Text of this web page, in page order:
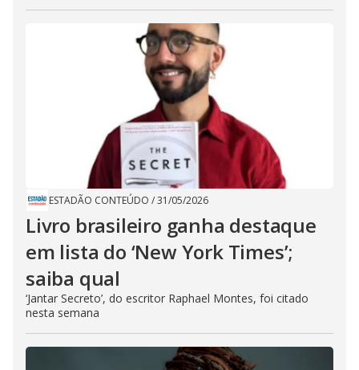
ESTADÃO CONTEÚDO /31/05/2026
Livro brasileiro ganha destaque
em lista do ‘New York Times’;
saiba qual
‘Jantar Secreto’, do escritor Raphael Montes, foi citado
nesta semana